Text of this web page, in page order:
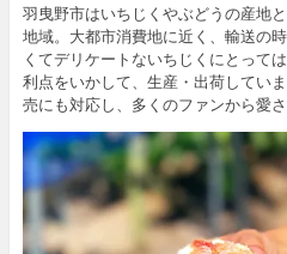
羽曳野市はいちじくやぶどうの産地
地域。大都市消費地に近く、輸送の
くてデリケートないちじくにとって
利点をいかして、生産・出荷してい
売にも対応し、多くのファンから愛さ